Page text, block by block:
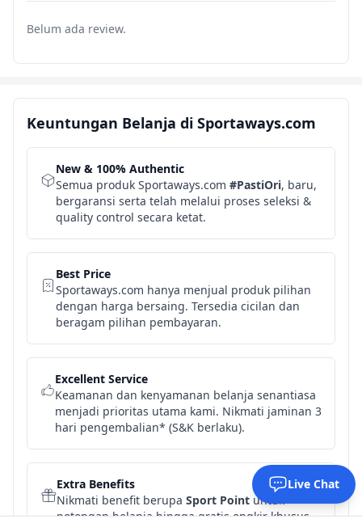
Belum ada review.
Keuntungan Belanja di Sportaways.com
New & 100% Authentic
Semua produk Sportaways.com #PastiOri, baru,
bergaransi serta telah melalui proses seleksi &
quality control secara ketat.
Best Price
Sportaways.com hanya menjual produk pilihan
dengan harga bersaing. Tersedia cicilan dan
beragam pilihan pembayaran.
Excellent Service
Keamanan dan kenyamanan belanja senantiasa
menjadi prioritas utama kami. Nikmati jaminan 3
hari pengembalian* (S&K berlaku).
Extra Benefits
Nikmati benefit berupa Sport Pointuntuk
Live Chat